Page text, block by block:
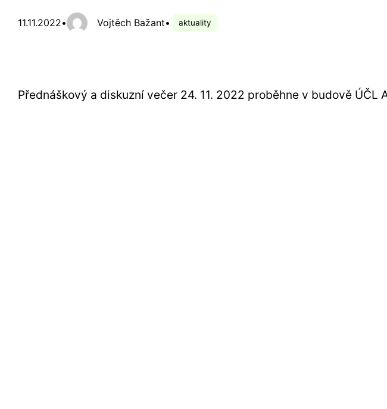
11.11.2022• Vojtěch Bažant• aktuality
Přednáškový a diskuzní večer 24. 11. 2022 proběhne v budově ÚČL